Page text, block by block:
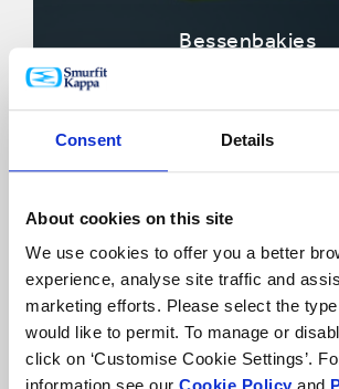
Consent Details
About cookies on this site
We use cookies to offer you a better
experience, analyse site traffic and
marketing efforts. Please select the
would like to permit. To manage or
click on ‘Customise Cookie Settings’.
Bessenbakjes
Groentebakjes